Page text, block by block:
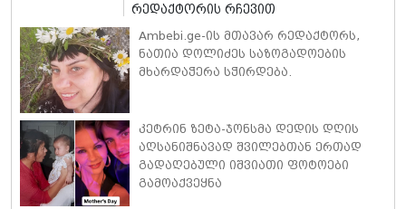
რედაქტორის რჩევით
Ambebi.ge-ის მთავარ რედაქტორს,
ნათია დოლიძეს საზოგადოების
მხარდაჭერა სჭირდება.
კეტრინ ზეტა-ჯონსმა დედის დღის
აღსანიშნავად შვილებთან ერთად
გადაღებული იშვიათი ფოტოები
გამოაქვეყნა